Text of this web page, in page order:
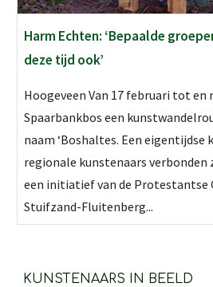
Harm Echten: ‘Bepaalde
deze tijd ook’
Hoogeveen Van 17 februari tot en
Spaarbankbos een
naam ‘Boshaltes. Een eigentijdse
regionale kunstenaars verbonden
een initiatief van de Protestantse
Stuifzand-Fluitenberg...
KUNSTENAARS IN BEELD